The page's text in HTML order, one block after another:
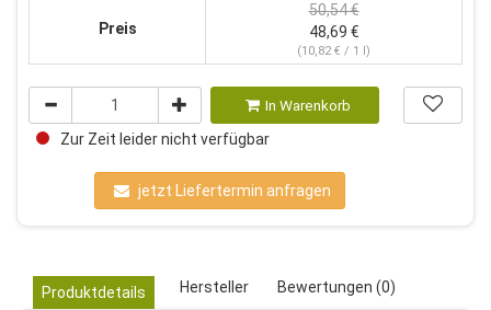
Preis
50,54 €
48,69 €
(10,82 € / 1 l)
In Warenkorb
Zur Zeit leider nicht verfügbar
jetzt Liefertermin anfragen
Produktdetails Hersteller Bewertungen (0)